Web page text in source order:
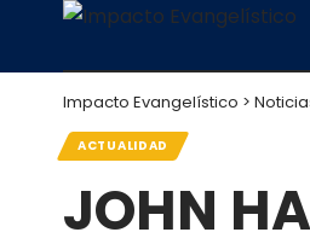
Impacto Evangelístico >
ACTUALIDAD
JOHN